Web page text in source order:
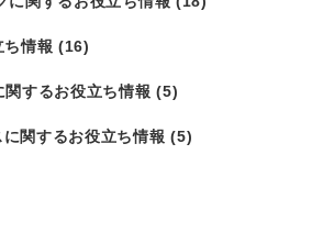
ち情報 (16)
関するお役立ち情報 (5)
関するお役立ち情報 (5)